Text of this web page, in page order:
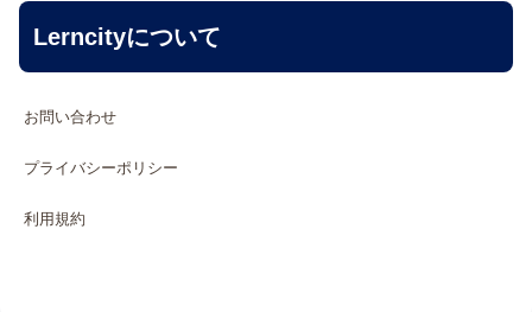
Lerncityについて
お問い合わせ
プライバシーポリシー
利用規約